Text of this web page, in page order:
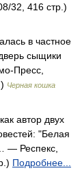
32, 416 стр.)
в частное
сыщики
Пресс,
Черная кошка
автор двух
"Белая
— Респекс,
Подробнее...